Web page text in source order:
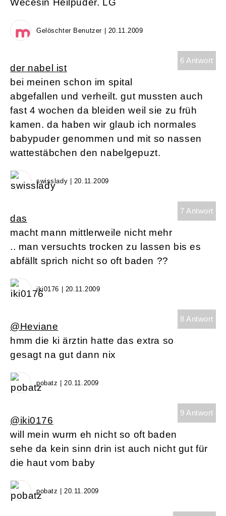
Wecesin Heilpuder. LG
Gelöschter Benutzer | 20.11.2009
6 Antwort
der nabel ist
bei meinen schon im spital
abgefallen und verheilt. gut mussten auch
fast 4 wochen da bleiden weil sie zu früh
kamen. da haben wir glaub ich normales
babypuder genommen und mit so nassen
wattestäbchen den nabelgepuzt.
swisslady | 20.11.2009
7 Antwort
das
macht mann mittlerweile nicht mehr
.. man versuchts trocken zu lassen bis es
abfällt sprich nicht so oft baden ??
iki0176 | 20.11.2009
8 Antwort
@Heviane
hmm die ki ärztin hatte das extra so
gesagt na gut dann nix
pobatz | 20.11.2009
9 Antwort
@iki0176
will mein wurm eh nicht so oft baden
sehe da kein sinn drin ist auch nicht gut für
die haut vom baby
pobatz | 20.11.2009